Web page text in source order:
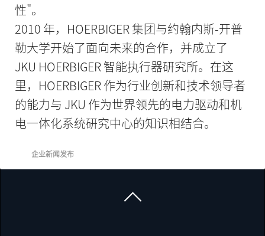
性"。
2010 年，HOERBIGER 集团与约翰内斯-开普
勒大学开始了面向未来的合作，并成立了
JKU HOERBIGER 智能执行器研究所。在这
里，HOERBIGER 作为行业创新和技术领导者
的能力与 JKU 作为世界领先的电力驱动和机
电一体化系统研究中心的知识相结合。
企业新闻发布